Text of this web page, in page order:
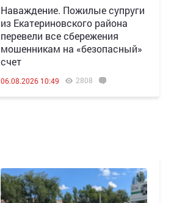
Наваждение. Пожилые супруги
из Екатериновского района
перевели все сбережения
мошенникам на «безопасный»
счет
06.08.2026 10:49 2808